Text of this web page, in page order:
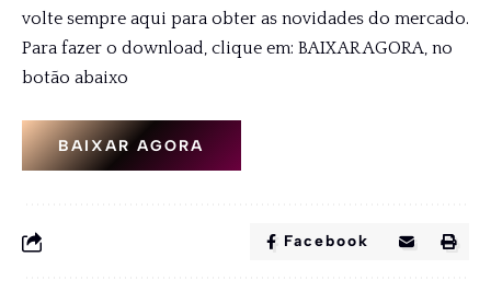
volte sempre aqui para obter as novidades do mercado.
Para fazer o download, clique em: BAIXAR AGORA, no
botão abaixo
BAIXAR AGORA
Facebook